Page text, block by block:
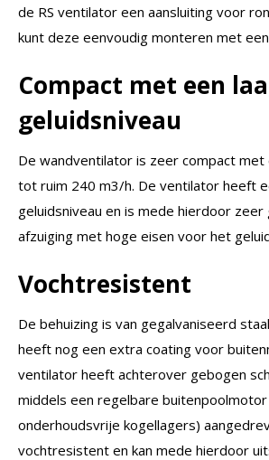
de RS ventilator een aansluiting voor
kunt deze eenvoudig monteren met
Compact met een
geluidsniveau
De wandventilator is zeer compact met
tot ruim 240 m3/h. De ventilator heeft
geluidsniveau en is mede hierdoor
afzuiging met hoge eisen voor het
Vochtresistent
De behuizing is van gegalvaniseerd
heeft nog een extra coating voor
ventilator heeft achterover gebogen
middels een regelbare
onderhoudsvrije kogellagers)
vochtresistent en kan mede hierdoor